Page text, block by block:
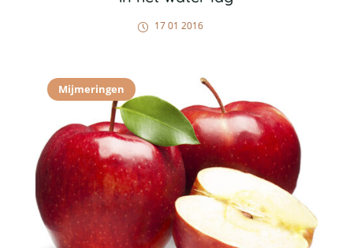
17 01 2016
Mijmeringen